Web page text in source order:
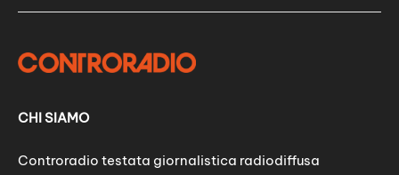
CHI SIAMO
Controradio testata giornalistica radiodiffusa